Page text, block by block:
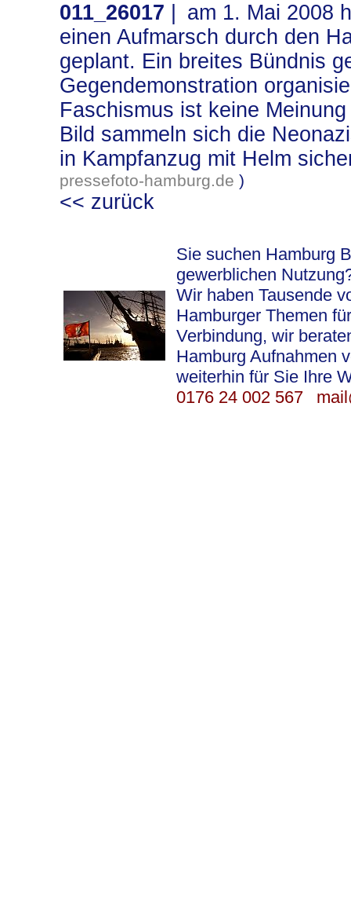
011_26017
am 1. Mai 2008
einen Aufmarsch durch den
geplant. Ein breites Bündnis
Gegendemonstration
Faschismus ist keine
Bild sammeln sich die
in Kampfanzug mit Helm
pressefoto-hamburg.de )
<< zurück
Sie suchen Hamburg
gewerblichen
Wir haben Tausende
Hamburger Themen
Verbindung, wir
Hamburg Aufnahmen
weiterhin für Sie Ihre
0176 24 002 567